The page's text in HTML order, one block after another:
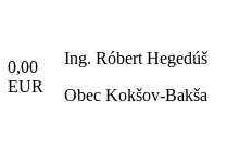
0,00
EUR
Ing. Róbert Hegedúš
Obec Kokšov-Bakša